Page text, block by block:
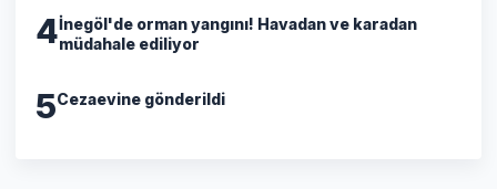
4İnegöl'de orman yangını! Havadan ve karadan
müdahale ediliyor
5Cezaevine gönderildi